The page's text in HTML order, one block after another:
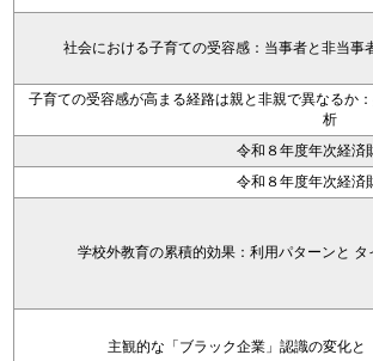
社会における子育ての受容感：当事者と非当事
子育ての受容感が高まる経路は親と非親で異なるか
析
令和８年度年次経済
令和８年度年次経済
学校外教育の累積的効果：利用パターンと
主観的な「ブラック企業」認識の変化